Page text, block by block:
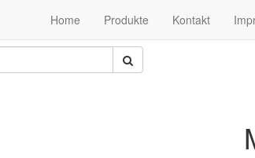
Home Produkte Kontakt